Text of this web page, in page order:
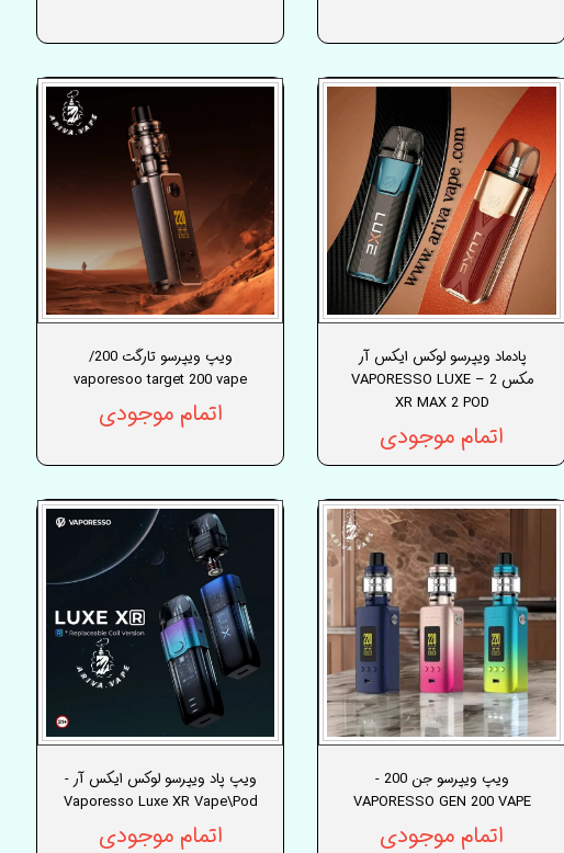
پادماد ویپرسو لوکس ایکس آر
مکس 2 – VAPORESSO LUXE
XR MAX 2 POD
اتمام موجودی
ویپ ویپرسو تارگت 200/
vaporesoo target 200 vape
اتمام موجودی
ویپ ویپرسو جن 200 -
VAPORESSO GEN 200 VAPE
اتمام موجودی
ویپ پاد ویپرسو لوکس ایکس آر -
Vaporesso Luxe XR Vape\Pod
اتمام موجودی